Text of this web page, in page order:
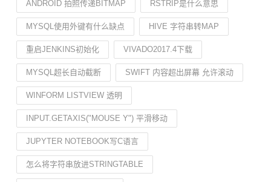
ANDROID 拍照传递BITMAP RSTRIP是什么意思
MYSQL使用外键有什么缺点 HIVE 字符串转MAP
重启JENKINS初始化 VIVADO2017.4下载
MYSQL超长自动截断 SWIFT 内容超出屏幕 允许滚动
WINFORM LISTVIEW 透明
INPUT.GETAXIS("MOUSE Y") 平滑移动
JUPYTER NOTEBOOK写C语言
怎么将字符串放进STRINGTABLE